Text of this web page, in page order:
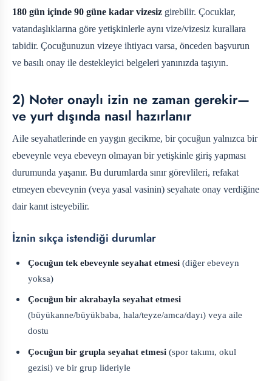
180 gün içinde 90 güne kadar vizesiz girebilir. Çocuklar,
vatandaşlıklarına göre yetişkinlerle aynı vize/vizesiz kurallara
tabidir. Çocuğunuzun vizeye ihtiyacı varsa, önceden başvurun
ve basılı onay ile destekleyici belgeleri yanınızda taşıyın.
2) Noter onaylı izin ne zaman gerekir—
ve yurt dışında nasıl hazırlanır
Aile seyahatlerinde en yaygın gecikme, bir çocuğun yalnızca bir
ebeveynle veya ebeveyn olmayan bir yetişkinle giriş yapması
durumunda yaşanır. Bu durumlarda sınır görevlileri, refakat
etmeyen ebeveynin (veya yasal vasinin) seyahate onay verdiğine
dair kanıt isteyebilir.
İznin sıkça istendiği durumlar
Çocuğun tek ebeveynle seyahat etmesi (diğer ebeveyn
yoksa)
Çocuğun bir akrabayla seyahat etmesi
(büyükanne/büyükbaba, hala/teyze/amca/dayı) veya aile
dostu
Çocuğun bir grupla seyahat etmesi (spor takımı, okul
gezisi) ve bir grup lideriyle